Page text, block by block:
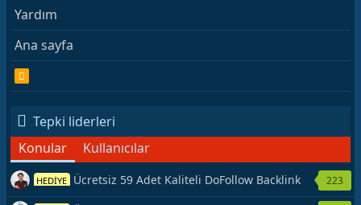
Yardım
Ana sayfa
R
S
Tepki liderleri
Konular
Kullanıcılar
HEDİYE Ücretsiz 59 Adet Kaliteli DoFollow Backlink
Kaynağı Veriyorum.
223